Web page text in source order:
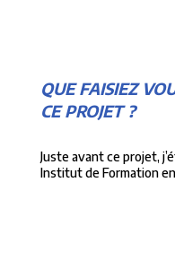
QUE FAISIEZ
CE PROJET ?
Juste avant ce projet,
Institut de Formation